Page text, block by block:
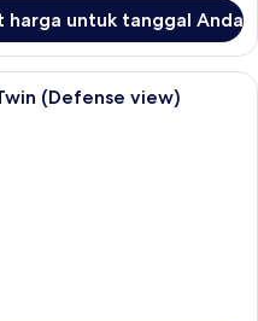
harga untuk tanggal Anda
Deluks, 2 Tempat Tidur Twin
(Defense view)